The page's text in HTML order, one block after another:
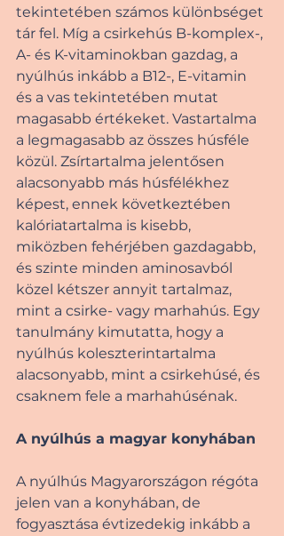
tekintetében számos különbséget
tár fel. Míg a csirkehús B-komplex-,
A- és K-vitaminokban gazdag, a
nyúlhús inkább a B12-, E-vitamin
és a vas tekintetében mutat
magasabb értékeket. Vastartalma
a legmagasabb az összes húsféle
közül. Zsírtartalma jelentősen
alacsonyabb más húsfélékhez
képest, ennek következtében
kalóriatartalma is kisebb,
miközben fehérjében gazdagabb,
és szinte minden aminosavból
közel kétszer annyit tartalmaz,
mint a csirke- vagy marhahús. Egy
tanulmány kimutatta, hogy a
nyúlhús koleszterintartalma
alacsonyabb, mint a csirkehúsé, és
csaknem fele a marhahúsénak.
A nyúlhús a magyar konyhában
A nyúlhús Magyarországon régóta
jelen van a konyhában, de
fogyasztása évtizedekig inkább a